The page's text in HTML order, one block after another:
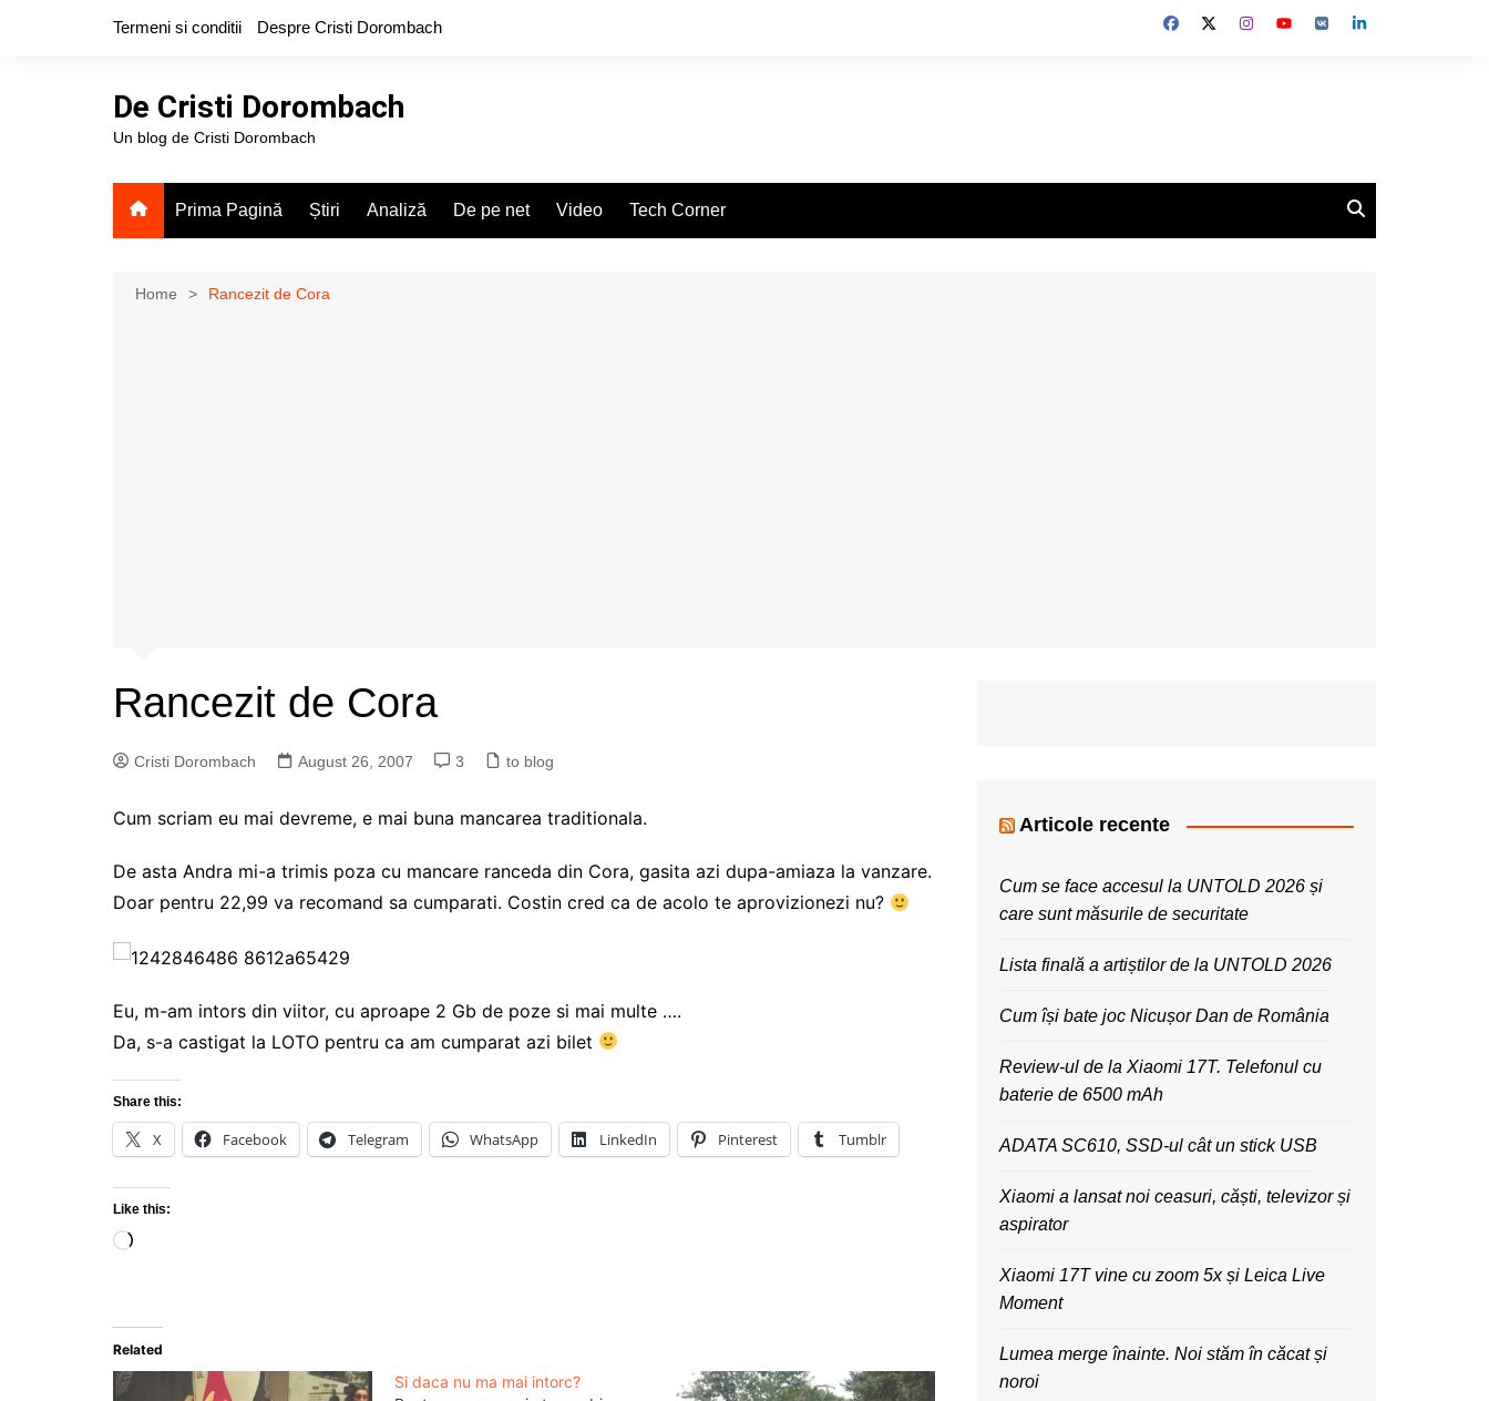
Termeni si conditii Despre Cristi Dorombach
De Cristi Dorombach
Un blog de Cristi Dorombach
Prima Pagină Știri Analiză De pe net Video Tech Corner
Home Rancezit de Cora
Rancezit de Cora
Cristi Dorombach August 26, 2007 3 to blog
Cum scriam eu mai devreme, e mai buna mancarea traditionala.
De asta Andra mi-a trimis poza cu mancare ranceda din Cora, gasita azi dupa-amiaza la vanzare.
Doar pentru 22,99 va recomand sa cumparati. Costin cred ca de acolo te aprovizionezi nu?
Eu, m-am intors din viitor, cu aproape 2 Gb de poze si mai multe ….
Da, s-a castigat la LOTO pentru ca am cumparat azi bilet
Share this:
X Facebook Telegram WhatsApp LinkedIn Pinterest Tumblr
Like this:
Loading…
Related
Si daca nu ma mai intorc?
Articole recente
Cum se face accesul la UNTOLD 2026 și
care sunt măsurile de securitate
Lista finală a artiștilor de la UNTOLD 2026
Cum își bate joc Nicușor Dan de România
Review-ul de la Xiaomi 17T. Telefonul cu
baterie de 6500 mAh
ADATA SC610, SSD-ul cât un stick USB
Xiaomi a lansat noi ceasuri, căști, televizor și
aspirator
Xiaomi 17T vine cu zoom 5x și Leica Live
Moment
Lumea merge înainte. Noi stăm în căcat și
noroi